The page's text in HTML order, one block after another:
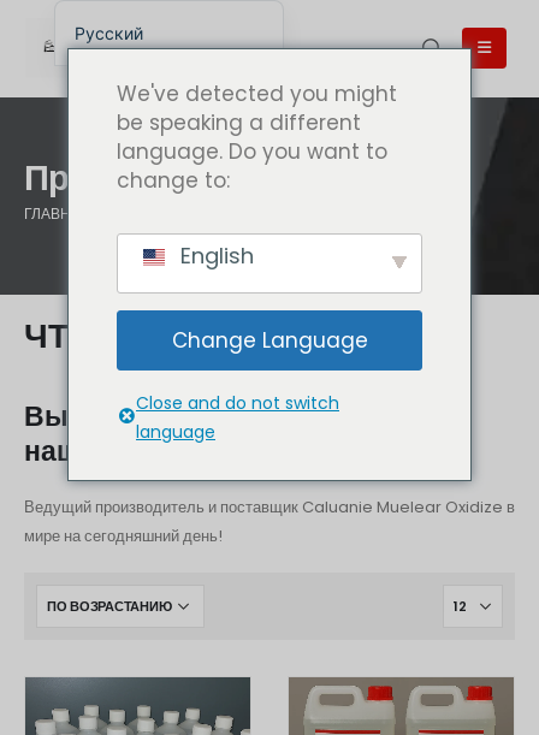
Продукты
ГЛАВНАЯ
ЧТО У НАС ЕСТЬ
Выбор различных размеров
нашего продукта
Ведущий производитель и поставщик Caluanie Muelear Oxidize в
мире на сегодняшний день!
We've detected you might
be speaking a different
language. Do you want to
change to:
English
Change Language
Close and do not switch
language
Русский
English (UK)
English (Australia)
English (Canada)
English (New Zealand)
Беларуская мова
Deutsch
فارسی
Polski
Français du Canada